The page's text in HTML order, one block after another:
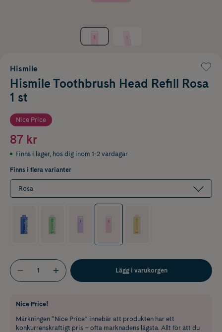
Hismile
Hismile Toothbrush Head Refill Rosa
1 st
Nice Price
87 kr
Finns i lager, hos dig inom 1-2 vardagar
Finns i flera varianter
Rosa
Lägg i varukorgen
Nice Price!
Märkningen “Nice Price” innebär att produkten har ett
konkurrenskraftigt pris – ofta marknadens lägsta. Allt för att du